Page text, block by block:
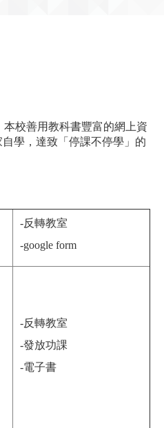
校善用教科書豐富的網上資
學，達致「停課不停學」的
-反轉教室
-google form
-反轉教室
-發放功課
-電子書